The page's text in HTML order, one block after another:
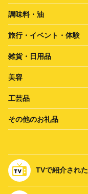
調味料・油
旅行・イベント・体験
雑貨・日用品
美容
工芸品
その他のお礼品
TVで紹介され